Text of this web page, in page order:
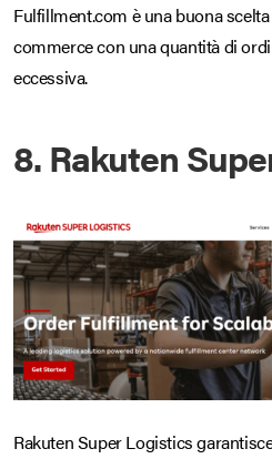
Fulfillment.com è una buona
commerce con una quantità di
eccessiva.
8. Rakuten
Rakuten Super Logistics